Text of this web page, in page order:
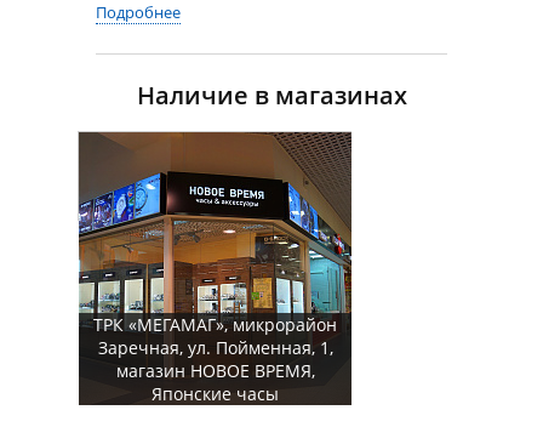
Подробнее
Наличие в магазинах
ТРК «МЕГАМАГ», микрорайон
Заречная, ул. Пойменная, 1,
магазин НОВОЕ ВРЕМЯ,
Японские часы